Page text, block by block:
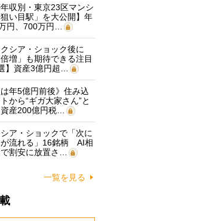
年収別・東京23区マンシ
狙い目駅」を大公開】年
円、700万円…
クシア・ショック後に
倍増」も期待できる注目
】資産3億円超…
は年5億円前後》住み込
から“ギガ大家さん”と
産200億円税…
ア・ショックで「次に
が流れる」16銘柄 AI相
割安に放置さ…
一覧を見る